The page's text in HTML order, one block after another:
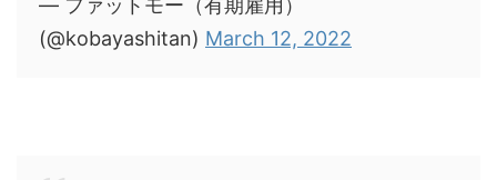
— ファットモー（有期雇用）
(@kobayashitan) March 12, 2022